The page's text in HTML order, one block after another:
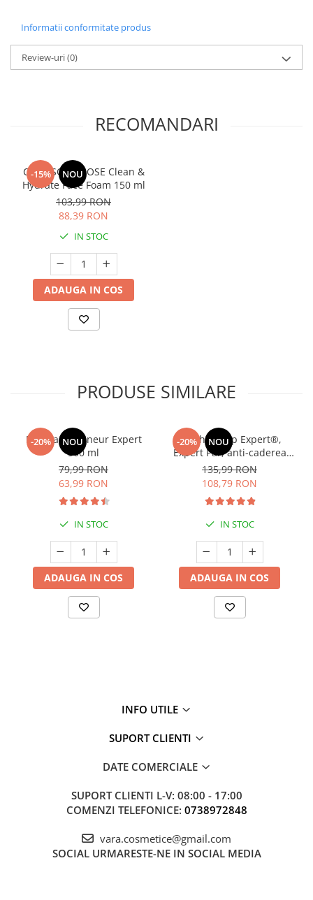
Informatii conformitate produs
Review-uri(0)
RECOMANDARI
-15% NOU
COCOSOLIS ROSE Clean &
Hydrate Face Foam 150 ml
103,99 RON
88,39 RON
IN STOC
ADAUGA IN COS
PRODUSE SIMILARE
-20% NOU
Manhaē Draineur Expert
500 ml
79,99 RON
63,99 RON
IN STOC
ADAUGA IN COS
-20% NOU
Manhaé Cap Expert®,
Expert Par, anti-caderea
parului, par alb, fortifiere *
120 cps
135,99 RON
108,79 RON
IN STOC
ADAUGA IN COS
INFO UTILE
SUPORT CLIENTI
DATE COMERCIALE
SUPORT CLIENTI L-V: 08:00 - 17:00
COMENZI TELEFONICE: 0738972848
vara.cosmetice@gmail.com
SOCIAL URMARESTE-NE IN SOCIAL MEDIA